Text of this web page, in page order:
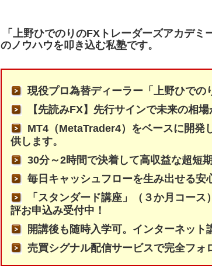
「上野ひでのりのFXトレーダーズアカデ
のノウハウを叩き込む私塾です。
現役プロ為替ディーラー「上野ひで
【先読みFX】先行サインで未来の相場
MT4（MetaTrader4）をベースに開発
供します。
30分～2時間で決着して高収益な超短
毎日キャッシュフローを生み出せる安
「スタンダード講座」（３か月コー
評お申込み受付中！
開講後も随時入学可。インターネット
売買シグナル配信サービスで完全フォ